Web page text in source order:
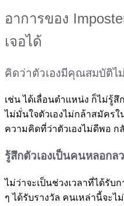
อาการของ
เจอได้
คิดว่าตัวเองมีคุณสมบัติไ
เช่น ได้เลื่อนตำแหน่ง ก็ไม่รู้
ไม่มั่นใจตัวเองไม่กล้าสมัคร
ความคิดที่ว่าตัวเองไม่ดีพอ
รู้สึกตัวเองเป็นคนหลอกล
ไม่ว่าจะเป็นช่วงเวลาที่ได้รับ
ๆ ได้รับรางวัล คนเหล่านี้จะไ